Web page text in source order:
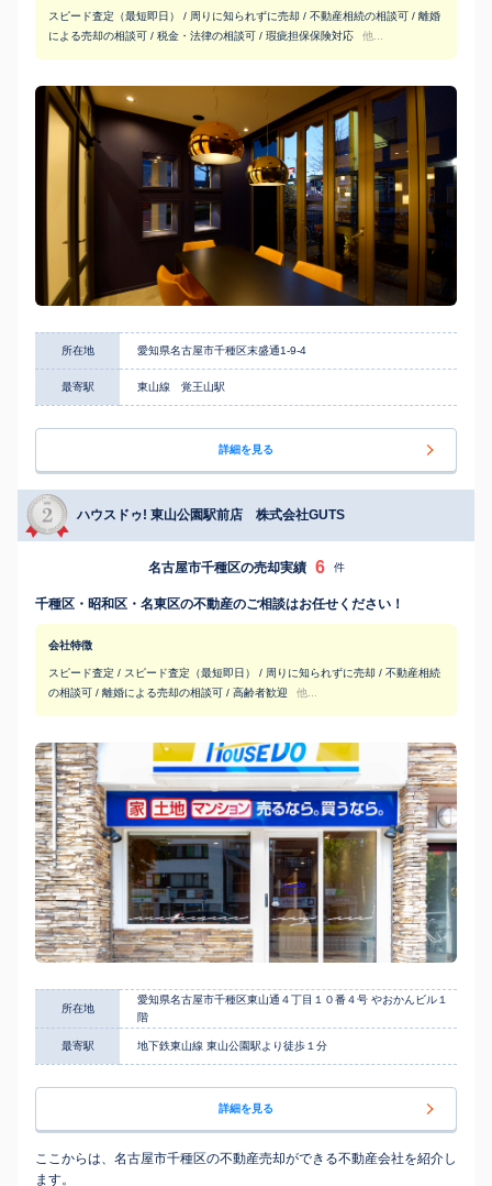
スピード査定（最短即日） / 周りに知られずに売却 / 不動産相続の相談可 / 離婚
による売却の相談可 / 税金・法律の相談可 / 瑕疵担保保険対応
他...
所在地 愛知県名古屋市千種区末盛通1-9-4
最寄駅 東山線 覚王山駅
詳細を見る
ハウスドゥ! 東山公園駅前店 株式会社GUTS
名古屋市千種区の売却実績 6 件
千種区・昭和区・名東区の不動産のご相談はお任せください！
会社特徴
スピード査定 / スピード査定（最短即日） / 周りに知られずに売却 / 不動産相続
の相談可 / 離婚による売却の相談可 / 高齢者歓迎
他...
所在地
愛知県名古屋市千種区東山通４丁目１０番４号 やおかんビル１
階
最寄駅 地下鉄東山線 東山公園駅より徒歩１分
詳細を見る
ここからは、名古屋市千種区の不動産売却ができる不動産会社を紹介し
ます。